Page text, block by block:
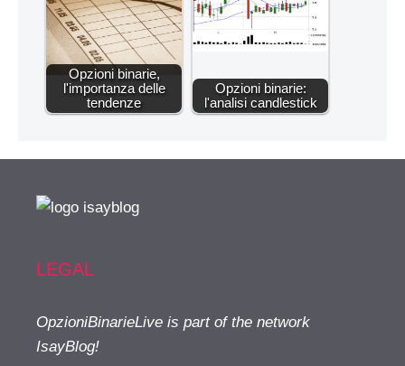
Opzioni binarie,
l'importanza delle
tendenze
Opzioni binarie:
l'analisi candlestick
LEGAL
OpzioniBinarieLive is part of the network
IsayBlog!